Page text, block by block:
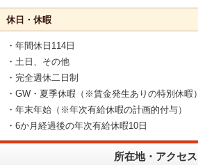
休日・休暇
・年間休日114日
・土日、その他
・完全週休二日制
・GW・夏季休暇（※賃金発生ありの特別休暇）
・年末年始（※年次有給休暇の計画的付与）
・6か月経過後の年次有給休暇10日
所在地・アクセス